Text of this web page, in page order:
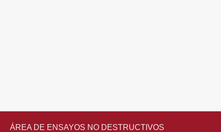
ÁREA DE ENSAYOS NO DESTRUCTIVOS